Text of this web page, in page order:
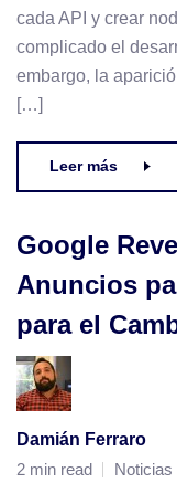
cada API y crear
complicado el
embargo, la
[…]
Leer más
Google
Anuncios
para el
Damián Ferraro
2 min read
Noticias